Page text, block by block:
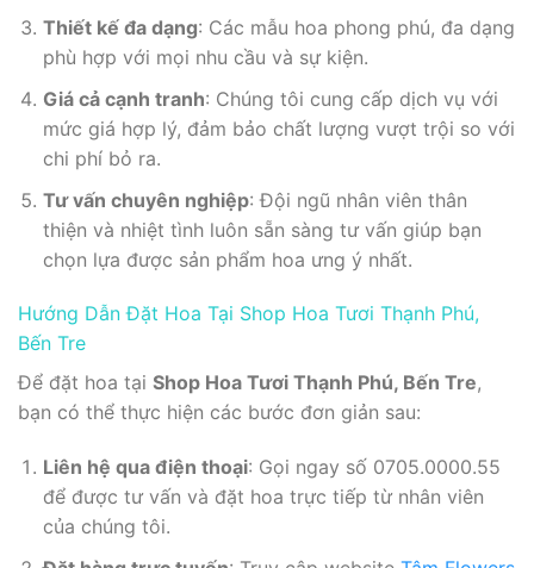
Thiết kế đa dạng: Các mẫu hoa phong phú, đa dạng
phù hợp với mọi nhu cầu và sự kiện.
Giá cả cạnh tranh: Chúng tôi cung cấp dịch vụ với
mức giá hợp lý, đảm bảo chất lượng vượt trội so với
chi phí bỏ ra.
Tư vấn chuyên nghiệp: Đội ngũ nhân viên thân
thiện và nhiệt tình luôn sẵn sàng tư vấn giúp bạn
chọn lựa được sản phẩm hoa ưng ý nhất.
Hướng Dẫn Đặt Hoa Tại Shop Hoa Tươi Thạnh Phú,
Bến Tre
Để đặt hoa tại Shop Hoa Tươi Thạnh Phú, Bến Tre,
bạn có thể thực hiện các bước đơn giản sau:
Liên hệ qua điện thoại: Gọi ngay số 0705.0000.55
để được tư vấn và đặt hoa trực tiếp từ nhân viên
của chúng tôi.